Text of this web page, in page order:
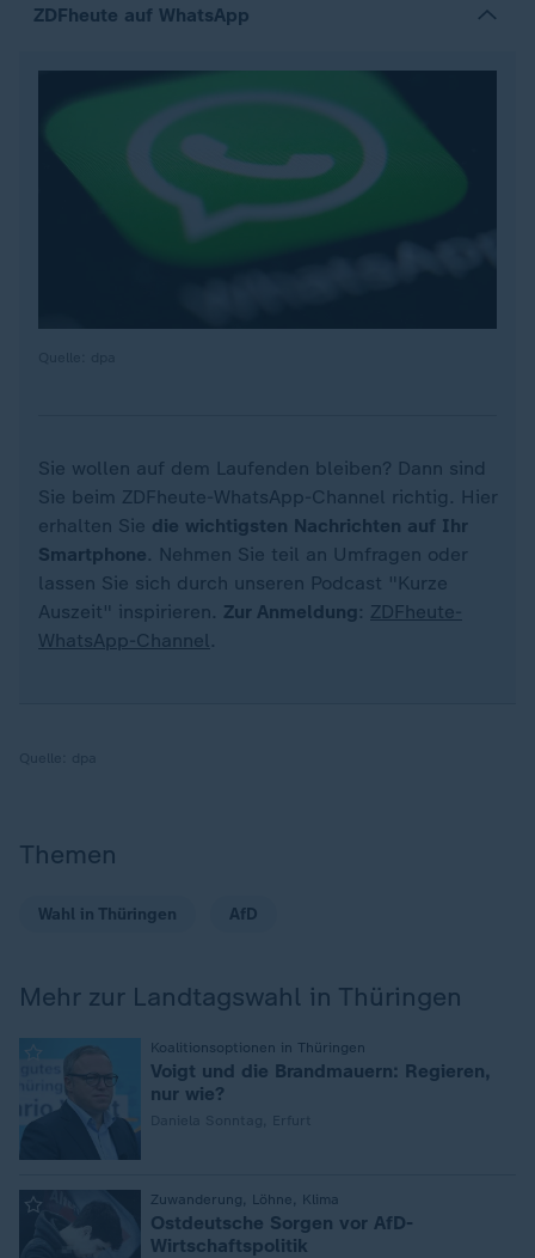
ZDFheute auf WhatsApp
Sie wollen auf dem Laufenden bleiben? Dann sind
Sie beim ZDFheute-WhatsApp-Channel richtig. Hier
erhalten Sie die wichtigsten Nachrichten auf Ihr
Smartphone. Nehmen Sie teil an Umfragen oder
lassen Sie sich durch unseren Podcast "Kurze
Auszeit" inspirieren. Zur Anmeldung : ZDFheute-
WhatsApp-Channel.
Themen
Wahl in Thüringen AfD
Mehr zur Landtagswahl in Thüringen
Koalitionsoptionen in Thüringen
Voigt und die Brandmauern: Regieren,
nur wie?
Zuwanderung, Löhne, Klima
Ostdeutsche Sorgen vor AfD-
Wirtschaftspolitik